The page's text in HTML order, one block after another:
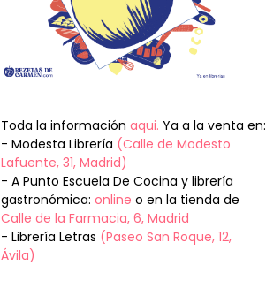
Toda la información aqui. Ya a la venta en:
- Modesta Librería (Calle de Modesto
Lafuente, 31, Madrid)
- A Punto Escuela De Cocina y librería
gastronómica: online o en la tienda de
Calle de la Farmacia, 6, Madrid
- Librería Letras (Paseo San Roque, 12,
Ávila)